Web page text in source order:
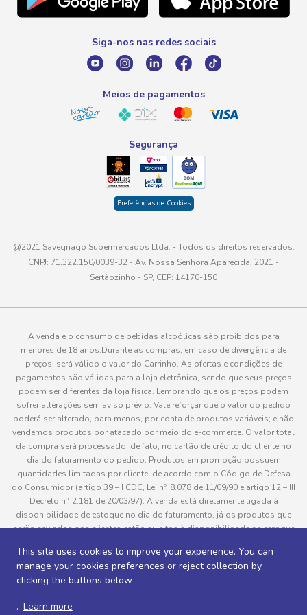
This site uses cookies to improve your experience. You can
manage your cookies preferences or reject collection by
clicking the buttons below
. Learn more
Promoção Fim de Ano
0800 016 6680
atendimento@savegnago.com.br
Siga-nos nas redes sociais
Meios de pagamentos
Segurança
Preferências de Cookies
@2021 Savegnago Supermercados Ltda. - Todos os direitos reservados.
CNPJ: 71.322.150/0039-32 - Av. Nossa Senhora Aparecida, 2021 -
Sertãozinho - SP, CEP: 14170-150
A venda e o consumo de bebidas alcoólicas são proibidos para
menores de 18 anos.Durante as compras, em caso de divergência de
preços, será válido o valor do Carrinho. As ofertas e condições de
pagamentos são válidas para a loja eletrônica, sendo que seus preços
podem ser diferentes da loja física. Lembrando que os preços podem
sofrer alterações sem aviso prévio. Vale reforçar que o valor do pedido
poderá ser alterado, para menos, por conta de produtos variáveis; e não
vendemos produtos por atacado por meio do e-commerce. O valor total
da compra será processado, de fato, no cartão de crédito do cliente no
dia do faturamento do pedido. Produtos em promoção possuem
quantidades limitadas por cliente, de acordo com o Código de Defesa
do Consumidor (artigo 39 – I CDC, Lei nº. 8.078 de 11/09/90 e artigo 12 – III
Decreto nº. 2.181 de 20/03/97). A venda está diretamente ligada à
disponibilidade de estoque no dia do faturamento, já os produtos que
serão enviados aos clientes estão sujeitos à disponibilidade de estoque
pedido do cliente, este não será entregue e o valor do item não será
cobrado. As fotos dos produtos no site são ilustrativas, podendo haver
divergência com o produto real e todos os pedidos estão sujeitos à